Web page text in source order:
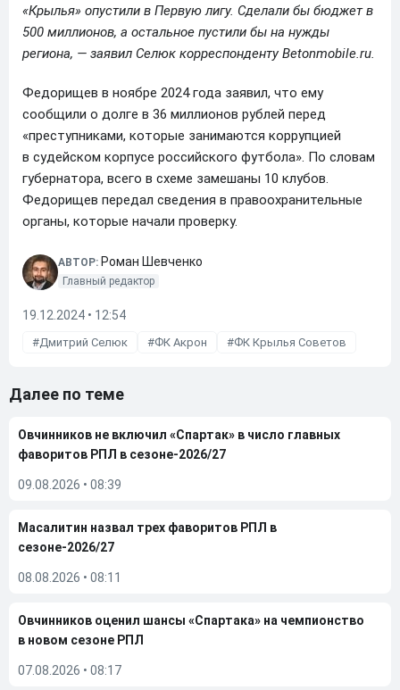
«Крылья» опустили в Первую лигу. Сделали бы бюджет в
500 миллионов, а остальное пустили бы на нужды
региона, — заявил Селюк корреспонденту Betonmobile.ru.
Федорищев в ноябре 2024 года заявил, что ему
сообщили о долге в 36 миллионов рублей перед
«преступниками, которые занимаются коррупцией
в судейском корпусе российского футбола». По словам
губернатора, всего в схеме замешаны 10 клубов.
Федорищев передал сведения в правоохранительные
органы, которые начали проверку.
АВТОР: Роман Шевченко
Главный редактор
19.12.2024 • 12:54
Дмитрий Селюк ФК Акрон ФК Крылья Советов
Далее по теме
Овчинников не включил «Спартак» в число главных
фаворитов РПЛ в сезоне-2026/27
09.08.2026 • 08:39
Масалитин назвал трех фаворитов РПЛ в
сезоне-2026/27
08.08.2026 • 08:11
Овчинников оценил шансы «Спартака» на чемпионство
в новом сезоне РПЛ
07.08.2026 • 08:17